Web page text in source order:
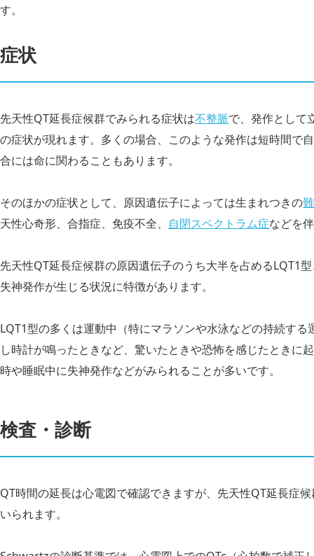
す。
症状
先天性QT延長症候群でみられる症状は不整脈で、発作として
の症状が現れます。多くの場合、このような発作は短時間で
合には命に関わることもあります。
そのほかの症状として、原因遺伝子によっては生まれつきの
天性心奇形、合指症、免疫不全、 自閉スペクトラム症などを
先天性QT延長症候群の原因遺伝子のうち大半を占めるLQT1
失神発作が生じる状況に特徴があります。
LQT1型の多くは運動中（特にマラソンや水泳などの持続す
し時計が鳴ったときなど、驚いたときや恐怖を感じたときに
時や睡眠中に失神発作などがみられることが多いです。
検査・診断
QT時間の延長は心電図で確認できますが、先天性QT延長症
いられます。